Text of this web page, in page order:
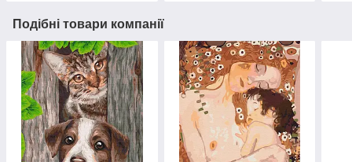
Подібні товари компанії